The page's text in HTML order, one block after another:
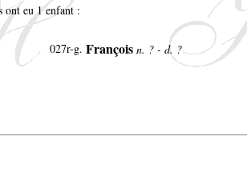
ont eu 1 enfant :
027r-g. François n. ? - d. ?